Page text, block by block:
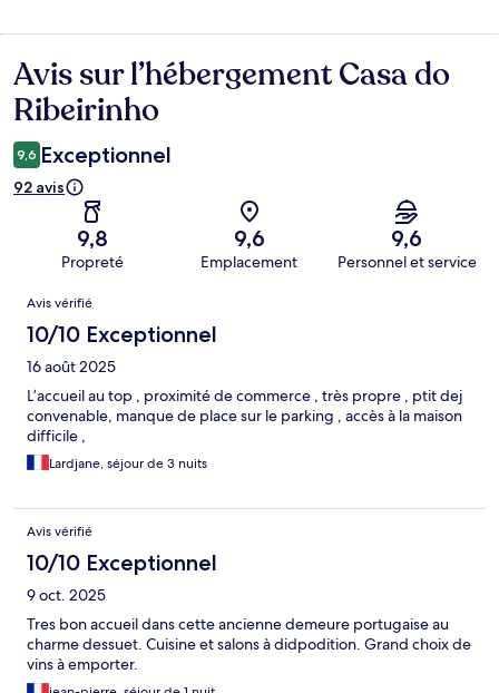
Avis
Avis sur l’hébergement Casa do
Ribeirinho
9,6 Exceptionnel
92 avis
9,8
Propreté
9,6
Emplacement
9,6
Personnel et service
Avis
Avis vérifié
10/10 Exceptionnel
16 août 2025
L’accueil au top , proximité de commerce , très propre , ptit dej
convenable, manque de place sur le parking , accès à la maison
difficile ,
Lardjane, séjour de 3 nuits
Avis vérifié
10/10 Exceptionnel
9 oct. 2025
Tres bon accueil dans cette ancienne demeure portugaise au
charme dessuet. Cuisine et salons à didpodition. Grand choix de
vins à emporter.